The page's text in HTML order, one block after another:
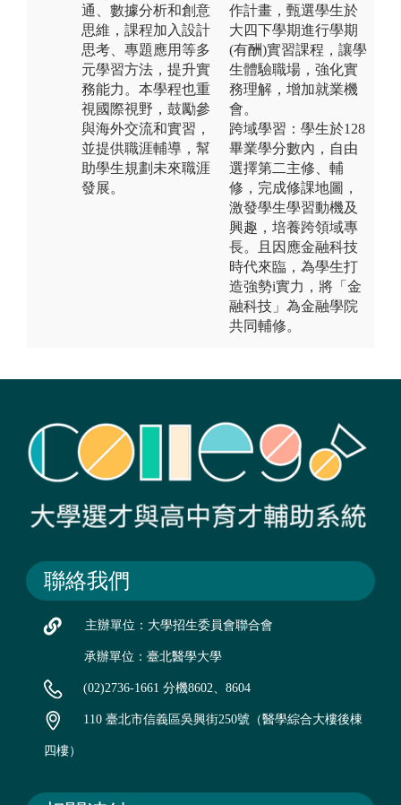
通、數據分析和創意
思維，課程加入設計
思考、專題應用等多
元學習方法，提升實
務能力。本學程也重
視國際視野，鼓勵參
與海外交流和實習，
並提供職涯輔導，幫
助學生規劃未來職涯
發展。
作計畫，甄選學生於
大四下學期進行學期
(有酬)實習課程，讓學
生體驗職場，強化實
務理解，增加就業機
會。
跨域學習：學生於128
畢業學分數內，自由
選擇第二主修、輔
修，完成修課地圖，
激發學生學習動機及
興趣，培養跨領域專
長。且因應金融科技
時代來臨，為學生打
造強勢i實力，將「金
融科技」為金融學院
共同輔修。
聯絡我們
主辦單位：大學招生委員會聯合會
承辦單位：臺北醫學大學
(02)2736-1661 分機8602、8604
110 臺北市信義區吳興街250號（醫學綜合大樓後棟
四樓）